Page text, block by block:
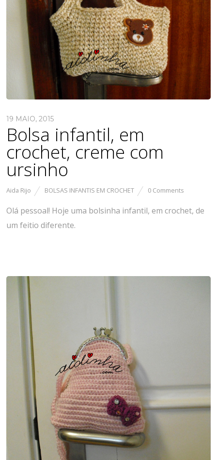
19 MAIO, 2015
Bolsa infantil, em
crochet, creme com
ursinho
Aida Rijo BOLSAS INFANTIS EM CROCHET 0 Comments
Olá pessoal! Hoje uma bolsinha infantil, em crochet, de
um feitio diferente.